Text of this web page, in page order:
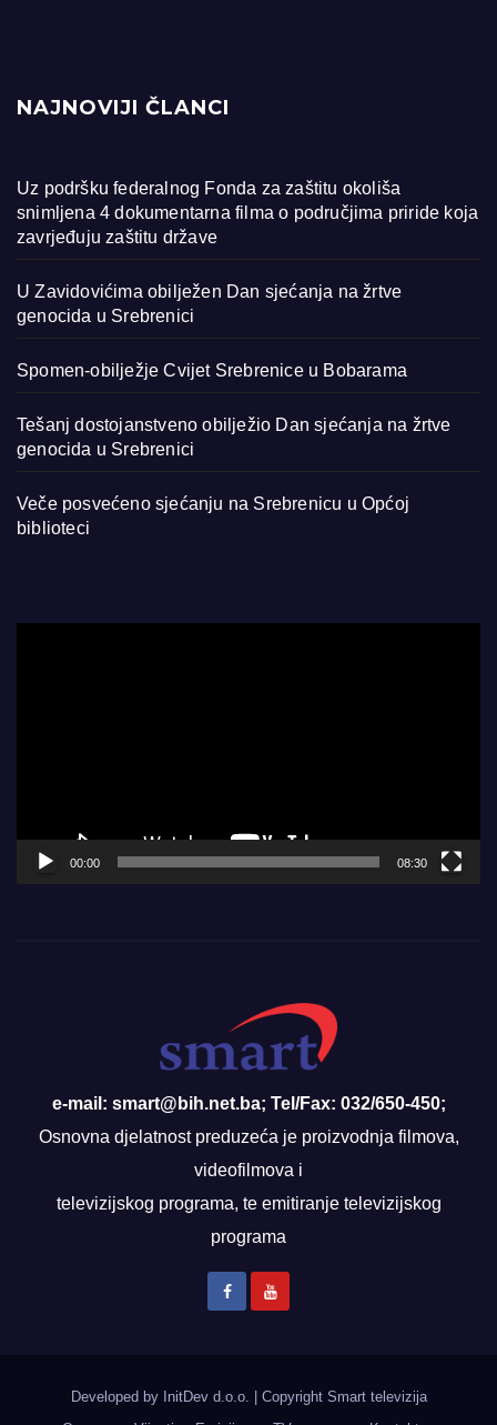
NAJNOVIJI ČLANCI
Uz podršku federalnog Fonda za zaštitu okoliša
snimljena 4 dokumentarna filma o područjima priride koja
zavrjeđuju zaštitu države
U Zavidovićima obilježen Dan sjećanja na žrtve
genocida u Srebrenici
Spomen-obilježje Cvijet Srebrenice u Bobarama
Tešanj dostojanstveno obilježio Dan sjećanja na žrtve
genocida u Srebrenici
Veče posvećeno sjećanju na Srebrenicu u Općoj
biblioteci
00:00 08:30
e-mail: smart@bih.net.ba; Tel/Fax: 032/650-450;
Osnovna djelatnost preduzeća je proizvodnja filmova,
videofilmova i
televizijskog programa, te emitiranje televizijskog
programa
Developed by InitDev d.o.o.
Copyright Smart televizija